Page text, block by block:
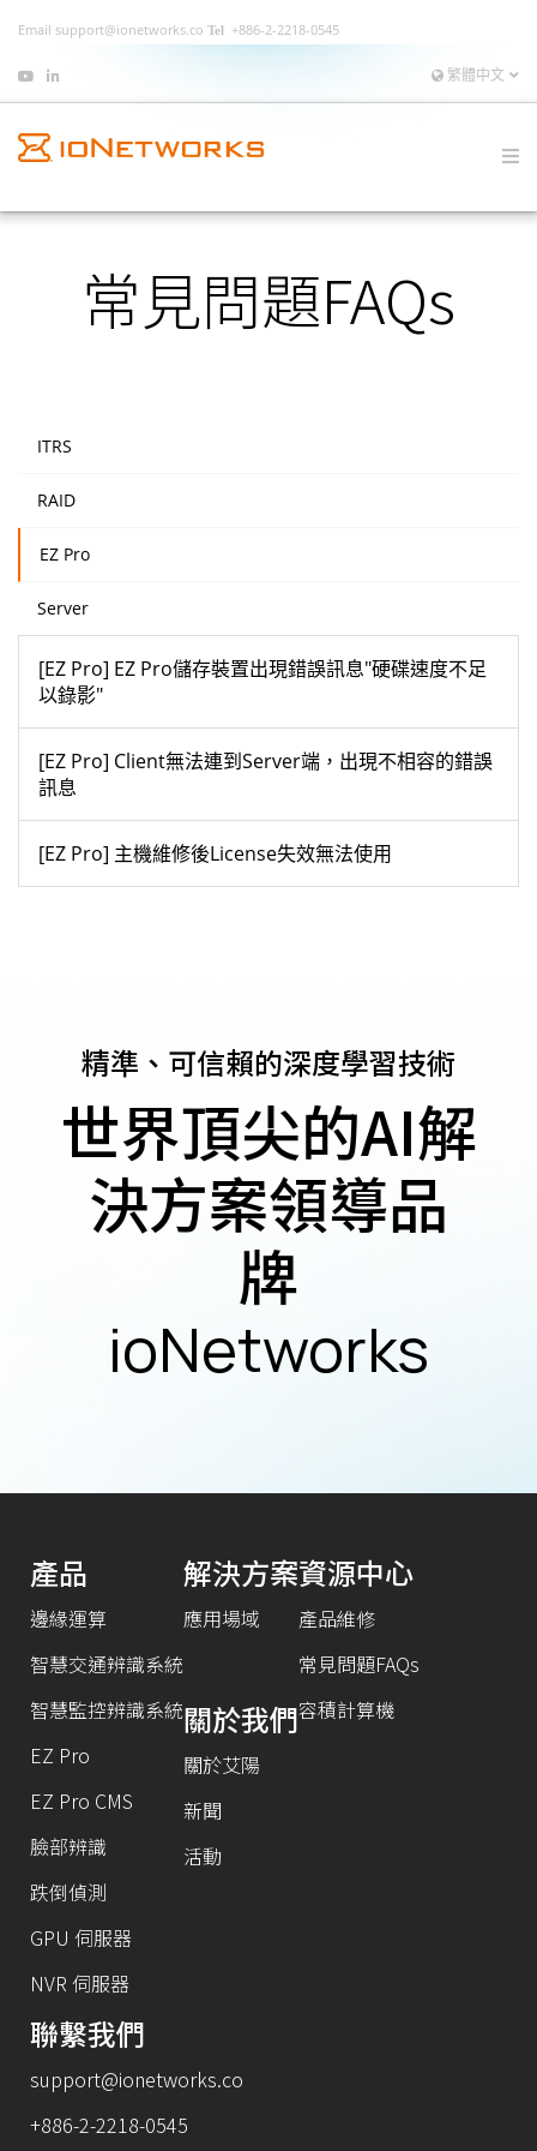
+886-2-2218-0545
Email support@ionetworks.co
繁體中文
常見問題FAQs
ITRS
RAID
EZ Pro
Server
[EZ Pro] EZ Pro儲存裝置出現錯誤訊息"硬碟速度不足
以錄影"
[EZ Pro] Client無法連到Server端，出現不相容的錯誤
訊息
[EZ Pro] 主機維修後License失效無法使用
精準、可信賴的深度學習技術
世界頂尖的AI解
決方案領導品
牌
ioNetworks
產品
邊緣運算
智慧交通辨識系統
智慧監控辨識系統
EZ Pro
EZ Pro CMS
臉部辨識
跌倒偵測
GPU 伺服器
NVR 伺服器
解決方案
應用場域
關於我們
關於艾陽
新聞
活動
資源中心
產品維修
常見問題FAQs
容積計算機
聯繫我們
support@ionetworks.co
+886-2-2218-0545